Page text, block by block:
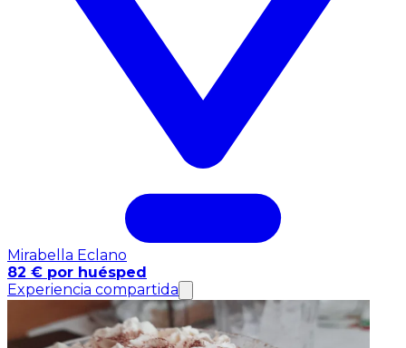
Mirabella Eclano
82 € por huésped
Experiencia compartida